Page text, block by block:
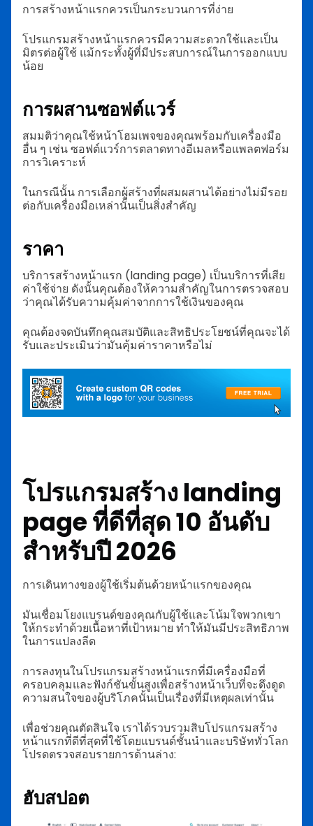
การสร้างหน้าแรกควรเป็นกระบวนการที่ง่าย
โปรแกรมสร้างหน้าแรกควรมีความสะดวกใช้และเป็น
มิตรต่อผู้ใช้ แม้กระทั้งผู้ที่มีประสบการณ์ในการออกแบบ
น้อย
การผสานซอฟต์แวร์
สมมติว่าคุณใช้หน้าโฮมเพจของคุณพร้อมกับเครื่องมือ
อื่น ๆ เช่น ซอฟต์แวร์การตลาดทางอีเมลหรือแพลตฟอร์ม
การวิเคราะห์
ในกรณีนั้น การเลือกผู้สร้างที่ผสมผสานได้อย่างไม่มีรอย
ต่อกับเครื่องมือเหล่านั้นเป็นสิ่งสำคัญ
ราคา
บริการสร้างหน้าแรก (landing page) เป็นบริการที่เสีย
ค่าใช้จ่าย ดังนั้นคุณต้องให้ความสำคัญในการตรวจสอบ
ว่าคุณได้รับความคุ้มค่าจากการใช้เงินของคุณ
คุณต้องจดบันทึกคุณสมบัติและสิทธิประโยชน์ที่คุณจะได้
รับและประเมินว่ามันคุ้มค่าราคาหรือไม่
โปรแกรมสร้าง landing
page ที่ดีที่สุด 10 อันดับ
สำหรับปี 2026
การเดินทางของผู้ใช้เริ่มต้นด้วยหน้าแรกของคุณ
มันเชื่อมโยงแบรนด์ของคุณกับผู้ใช้และโน้มใจพวกเขา
ให้กระทำด้วยเนื้อหาที่เป้าหมาย ทำให้มันมีประสิทธิภาพ
ในการแปลงลีด
การลงทุนในโปรแกรมสร้างหน้าแรกที่มีเครื่องมือที่
ครอบคลุมและฟังก์ชันขั้นสูงเพื่อสร้างหน้าเว็บที่จะดึงดูด
ความสนใจของผู้บริโภคนั้นเป็นเรื่องที่มีเหตุผลเท่านั้น
เพื่อช่วยคุณตัดสินใจ เราได้รวบรวมสิบโปรแกรมสร้าง
หน้าแรกที่ดีที่สุดที่ใช้โดยแบรนด์ชั้นนำและบริษัททั่วโลก
โปรดตรวจสอบรายการด้านล่าง:
ฮับสปอต